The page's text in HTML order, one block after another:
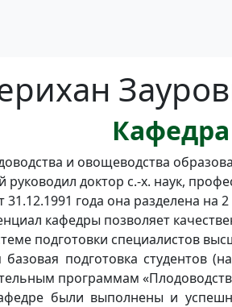
и овощеводства
доктор с.-х. наук,
года она разделена на
кафедры позволяет
подготовки специалистов
подготовка студентов
программам
были выполнены и